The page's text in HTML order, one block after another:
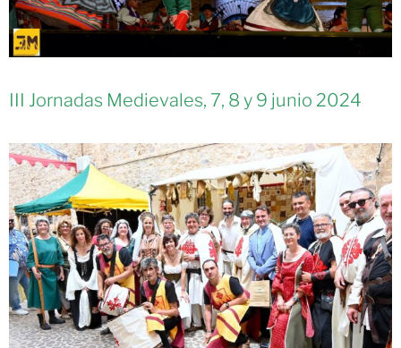
III Jornadas Medievales, 7, 8 y 9 junio 2024